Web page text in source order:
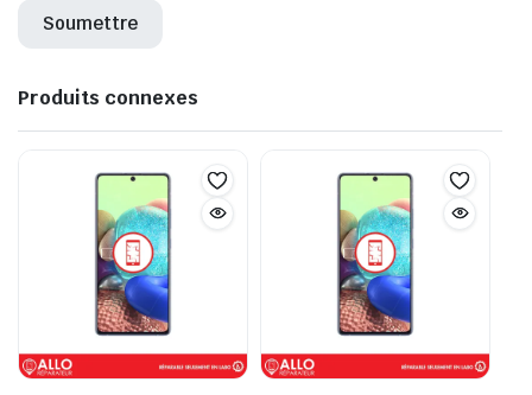
Produits connexes